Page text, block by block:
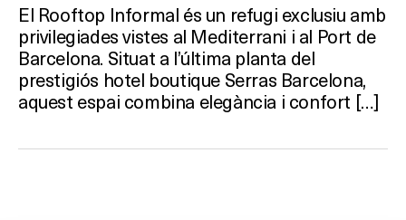
El Rooftop Informal és un refugi exclusiu amb
privilegiades vistes al Mediterrani i al Port de
Barcelona. Situat a l’última planta del
prestigiós hotel boutique Serras Barcelona,
aquest espai combina elegància i confort […]